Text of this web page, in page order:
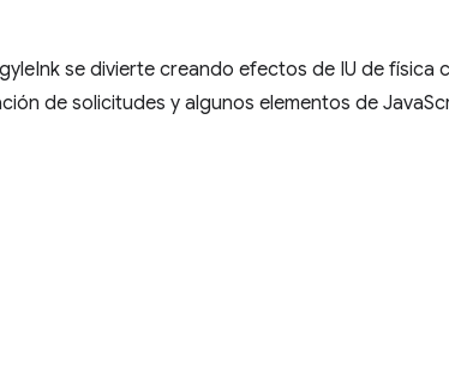
se divierte creando efectos de IU de física
de solicitudes y algunos elementos de